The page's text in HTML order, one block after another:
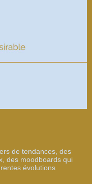
de tendances, des
des moodboards qui
évolutions